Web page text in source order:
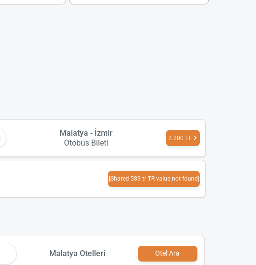
Malatya - İzmir
Otobüs Bileti
2.200 TL
[Shared-589-tr-TR value not found]
Malatya Otelleri Otel Ara